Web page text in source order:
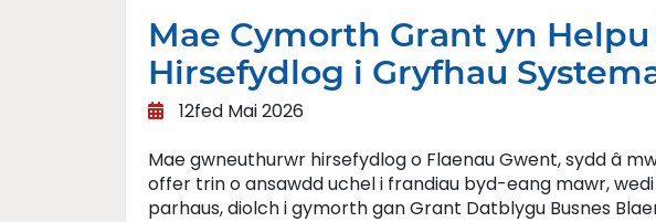
Mae Cymorth Grant yn
Hirsefydlog i Gryfhau
12fed Mai 2026
Mae gwneuthurwr hirsefydlog o Flaenau Gwent, sydd â
offer trin o ansawdd uchel i frandiau byd-eang mawr,
parhaus, diolch i gymorth gan Grant Datblygu Busnes